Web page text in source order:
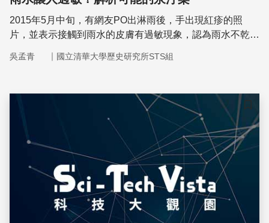
2015年5月中旬，有網友PO出淋雨後，手出現紅疹的照
片，並表示接觸到雨水的皮膚有過敏現象，認為雨水不乾
將探討酸雨與汞之間的關係，雨水中的汞是從何而來？酸雨
吳孟青 ｜ 國立清華大學歷史研究所STS組
儲存